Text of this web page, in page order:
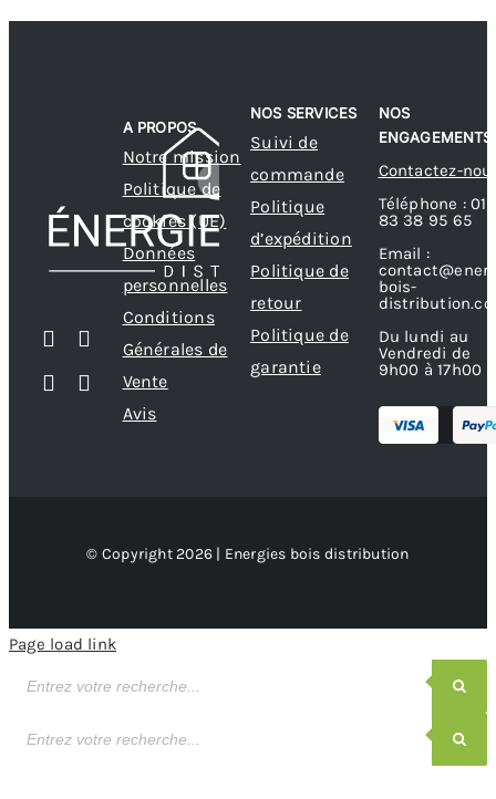
A PROPOS
Notre mission
Politique de
cookies (UE)
Données
personnelles
Conditions
Générales de
Vente
Avis
NOS SERVICES
Suivi de
commande
Politique
d’expédition
Politique de
retour
Politique de
garantie
NOS
ENGAGEMENTS
Contactez-
Téléphone : 01
83 38 95 65
Email :
bois-
Du lundi au
Vendredi de
9h00 à 17h00
© Copyright 2026 | Energies bois distribution
Page load link
de
de